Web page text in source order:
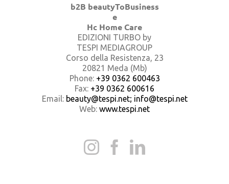
b2B beautyToBusiness
e
Hc Home Care
EDIZIONI TURBO by
TESPI MEDIAGROUP
Corso della Resistenza, 23
20821 Meda (Mb)
Phone: +39 0362 600463
Fax: +39 0362 600616
Email: beauty@tespi.net; info@tespi.net
Web: www.tespi.net